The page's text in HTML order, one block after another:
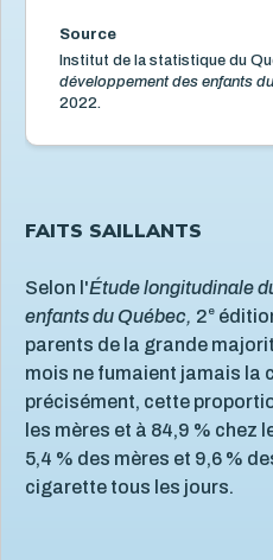
Utilisation des écrans
Violence et maltraitance
Source
Institut de la statistique du
développement des enfants
2022.
FAITS SAILLANTS
Selon l'Étude longitudinale
enfants du Québec, 2 e
parents de la grande
mois ne fumaient jamais la
précisément, cette
les mères et à 84,9 % chez
5,4 % des mères et 9,6 %
cigarette tous les jours.